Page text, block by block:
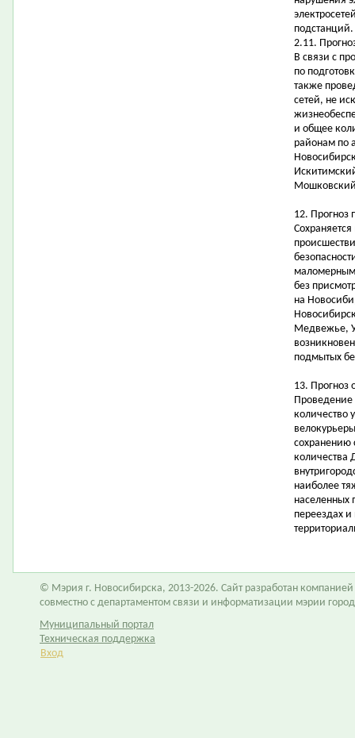
подстанций.
2.11.
В связи с
по
также
сетей, не
и общее
районам по
12. Прогноз
без
на
Медвежье,
подмытых
13. Прогноз
Проведение
количество
сохранению
количества
наиболее
населенных
переездах
© Мэрия г. Новосибирска, 2013-2026. Сайт разработан компанией
совместно с департаментом связи и информатизации мэрии
Муниципальный портал
Техническая поддержка
Вход